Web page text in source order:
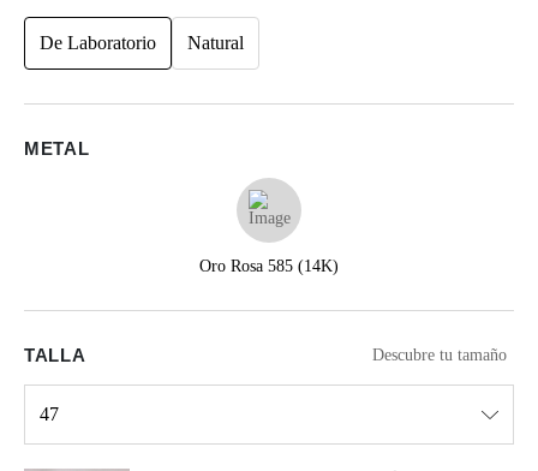
De Laboratorio Natural
METAL
Oro Rosa 585 (14K)
TALLA Descubre tu tamaño
47